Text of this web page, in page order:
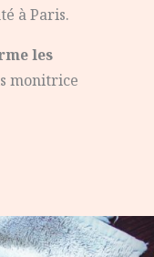
à Paris.
les
monitrice